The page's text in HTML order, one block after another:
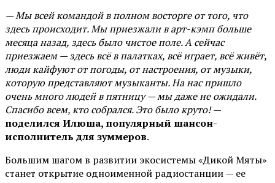
— Мы всей командой в полном восторге от того, что
здесь происходит. Мы приезжали в арт-кэмп больше
месяца назад, здесь было чистое поле. А сейчас
приезжаем — здесь всё в палатках, всё играет, всё живёт,
люди кайфуют от погоды, от настроения, от музыки,
которую представляют музыканты. На нас пришло
очень много людей в пятницу — мы даже не ожидали.
Спасибо всем, кто собрался. Это было круто!—
поделился Илюша, популярный шансон-
исполнитель для зуммеров.
Большим шагом в развитии экосистемы «Дикой Мяты»
станет открытие одноименной радиостанции — ее